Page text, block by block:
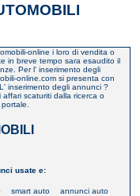
online i loro di vendita o
in breve tempo sara esaudito il
Per l' inserimento degli
online.com si presenta con
inserimento degli annunci ?
scaturiti dalla ricerca o
usate e:
smart auto
annunci auto